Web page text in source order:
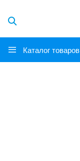
Каталог товаров